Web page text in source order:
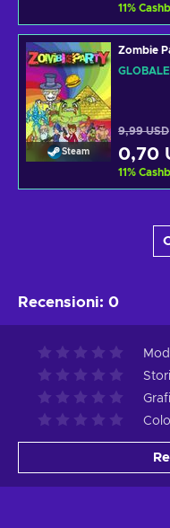
11%
Steam
Zombie
GLOBALE
9,99 USD
0,70
11%
Recensioni: 0